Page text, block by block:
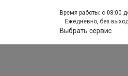
Время работы: с 08:00
Ежедневно, без
Выбрать сервис